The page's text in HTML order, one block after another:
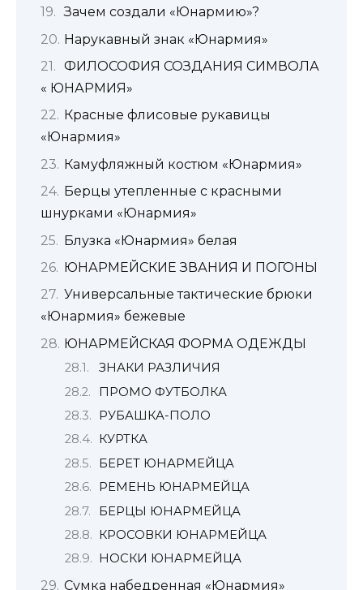
Зачем создали «Юнармию»?
Нарукавный знак «Юнармия»
ФИЛОСОФИЯ СОЗДАНИЯ СИМВОЛА
« ЮНАРМИЯ»
Красные флисовые рукавицы
«Юнармия»
Камуфляжный костюм «Юнармия»
Берцы утепленные с красными
шнурками «Юнармия»
Блузка «Юнармия» белая
ЮНАРМЕЙСКИЕ ЗВАНИЯ И ПОГОНЫ
Универсальные тактические брюки
«Юнармия» бежевые
ЮНАРМЕЙСКАЯ ФОРМА ОДЕЖДЫ
ЗНАКИ РАЗЛИЧИЯ
ПРОМО ФУТБОЛКА
РУБАШКА-ПОЛО
КУРТКА
БЕРЕТ ЮНАРМЕЙЦА
РЕМЕНЬ ЮНАРМЕЙЦА
БЕРЦЫ ЮНАРМЕЙЦА
КРОСОВКИ ЮНАРМЕЙЦА
НОСКИ ЮНАРМЕЙЦА
Сумка набедренная «Юнармия»